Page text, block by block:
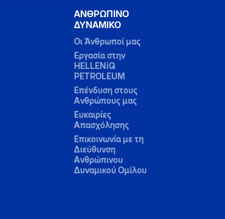
ΑΝΘΡΩΠΙΝΟ
ΔΥΝΑΜΙΚΟ
Οι Άνθρωποί μας
Εργασία στην
HELLENiQ
PETROLEUM
Επένδυση στους
Ανθρώπους μας
Ευκαιρίες
Απασχόλησης
Επικοινωνία με τη
Διεύθυνση
Ανθρώπινου
Δυναμικού Ομίλου